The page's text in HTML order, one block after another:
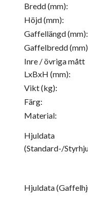
Bredd (mm):
Höjd (mm):
Gaffellängd (mm):
Gaffelbredd
Inre / övriga mått
LxBxH (mm):
Vikt (kg):
Färg:
Material:
Hjuldata
(Standard-/
Hjuldata